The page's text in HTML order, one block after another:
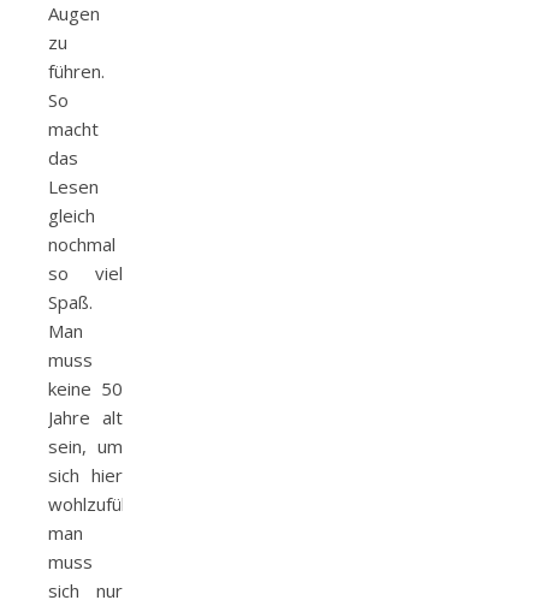
Augen
zu
führen.
So
macht
das
Lesen
gleich
nochmal
so viel
Spaß.
Man
muss
keine 50
Jahre alt
sein, um
sich hier
wohlzufühlen,
man
muss
sich nur